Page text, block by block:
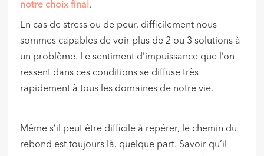
notre choix final.
En cas de stress ou de peur, difficilement nous
sommes capables de voir plus de 2 ou 3 solutions à
un problème. Le sentiment d’impuissance que l’on
ressent dans ces conditions se diffuse très
rapidement à tous les domaines de notre vie.
Même s’il peut être difficile à repérer, le chemin du
rebond est toujours là, quelque part. Savoir qu’il